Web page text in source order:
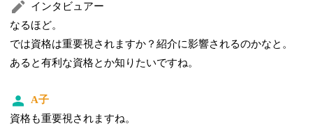
インタビュアー
なるほど。
では資格は重要視されますか？紹介に影響されるのかなと。
あると有利な資格とか知りたいですね。
A子
資格も重要視されますね。